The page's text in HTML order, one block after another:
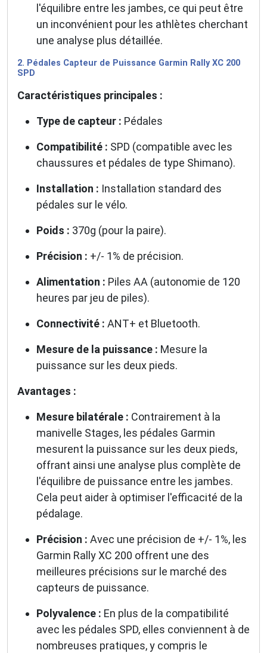
l'équilibre entre les jambes, ce qui peut être
un inconvénient pour les athlètes cherchant
une analyse plus détaillée.
2. Pédales Capteur de Puissance Garmin Rally XC 200
SPD
Caractéristiques principales :
Type de capteur : Pédales
Compatibilité : SPD (compatible avec les
chaussures et pédales de type Shimano).
Installation : Installation standard des
pédales sur le vélo.
Poids : 370g (pour la paire).
Précision : +/- 1% de précision.
Alimentation : Piles AA (autonomie de 120
heures par jeu de piles).
Connectivité : ANT+ et Bluetooth.
Mesure de la puissance : Mesure la
puissance sur les deux pieds.
Avantages :
Mesure bilatérale : Contrairement à la
manivelle Stages, les pédales Garmin
mesurent la puissance sur les deux pieds,
offrant ainsi une analyse plus complète de
l'équilibre de puissance entre les jambes.
Cela peut aider à optimiser l'efficacité de la
pédalage.
Précision : Avec une précision de +/- 1%, les
Garmin Rally XC 200 offrent une des
meilleures précisions sur le marché des
capteurs de puissance.
Polyvalence : En plus de la compatibilité
avec les pédales SPD, elles conviennent à de
nombreuses pratiques, y compris le